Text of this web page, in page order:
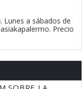
Lunes a sábados de
Precio